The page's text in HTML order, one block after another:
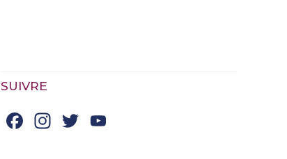
SUIVRE
Facebook
Instagram
Twitter